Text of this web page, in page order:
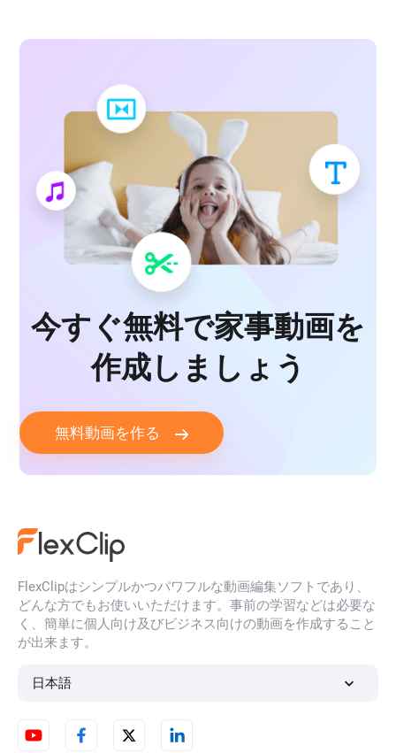
今すぐ無料で家事動画を
作成しましょう
無料動画を作る
FlexClipはシンプルかつパワフルな動画編集ソフトであり、
どんな方でもお使いいただけます。事前の学習などは必要な
く、簡単に個人向け及びビジネス向けの動画を作成すること
が出来ます。
日本語